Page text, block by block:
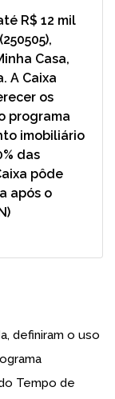
R$ 12 mil
Casa,
A Caixa
os
programa
imobiliário
das
pôde
após o
a, definiram o uso
Tempo de